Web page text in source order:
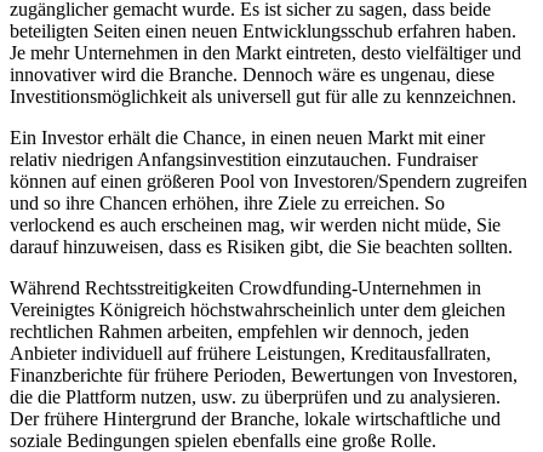
zugänglicher gemacht wurde. Es ist sicher zu sagen, dass beide
beteiligten Seiten einen neuen Entwicklungsschub erfahren haben.
Je mehr Unternehmen in den Markt eintreten, desto vielfältiger und
innovativer wird die Branche. Dennoch wäre es ungenau, diese
Investitionsmöglichkeit als universell gut für alle zu kennzeichnen.
Ein Investor erhält die Chance, in einen neuen Markt mit einer
relativ niedrigen Anfangsinvestition einzutauchen. Fundraiser
können auf einen größeren Pool von Investoren/Spendern zugreifen
und so ihre Chancen erhöhen, ihre Ziele zu erreichen. So
verlockend es auch erscheinen mag, wir werden nicht müde, Sie
darauf hinzuweisen, dass es Risiken gibt, die Sie beachten sollten.
Während Rechtsstreitigkeiten Crowdfunding-Unternehmen in
Vereinigtes Königreich höchstwahrscheinlich unter dem gleichen
rechtlichen Rahmen arbeiten, empfehlen wir dennoch, jeden
Anbieter individuell auf frühere Leistungen, Kreditausfallraten,
Finanzberichte für frühere Perioden, Bewertungen von Investoren,
die die Plattform nutzen, usw. zu überprüfen und zu analysieren.
Der frühere Hintergrund der Branche, lokale wirtschaftliche und
soziale Bedingungen spielen ebenfalls eine große Rolle.